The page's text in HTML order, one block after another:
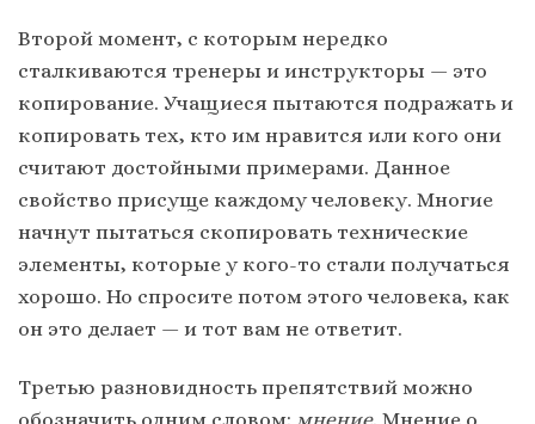
Второй момент, с которым нередко
сталкиваются тренеры и инструкторы — это
копирование. Учащиеся пытаются подражать и
копировать тех, кто им нравится или кого они
считают достойными примерами. Данное
свойство присуще каждому человеку. Многие
начнут пытаться скопировать технические
элементы, которые у кого-то стали получаться
хорошо. Но спросите потом этого человека, как
он это делает — и тот вам не ответит.
Третью разновидность препятствий можно